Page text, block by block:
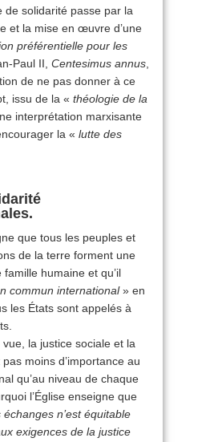
de solidarité passe par la
et la mise en œuvre d’une
préférentielle pour les
Paul II, Centesimus annus
de ne pas donner à ce
issu de la « théologie de la
interprétation marxisante
la « lutte des
que tous les peuples et
de la terre forment une
humaine et qu’il
commun international» en
les États sont appelés à
la justice sociale et la
pas moins d’importance au
qu’au niveau de chaque
l’Église enseigne que
n’est équitable
exigences de la justice